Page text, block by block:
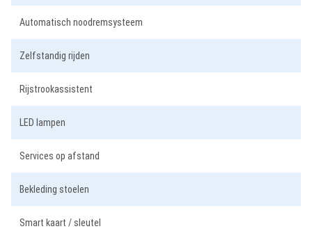
Automatisch noodremsysteem
Zelfstandig rijden
Rijstrookassistent
LED lampen
Services op afstand
Bekleding stoelen
Smart kaart / sleutel